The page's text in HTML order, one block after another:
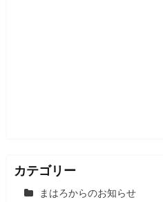
カテゴリー
まはろからのお知らせ